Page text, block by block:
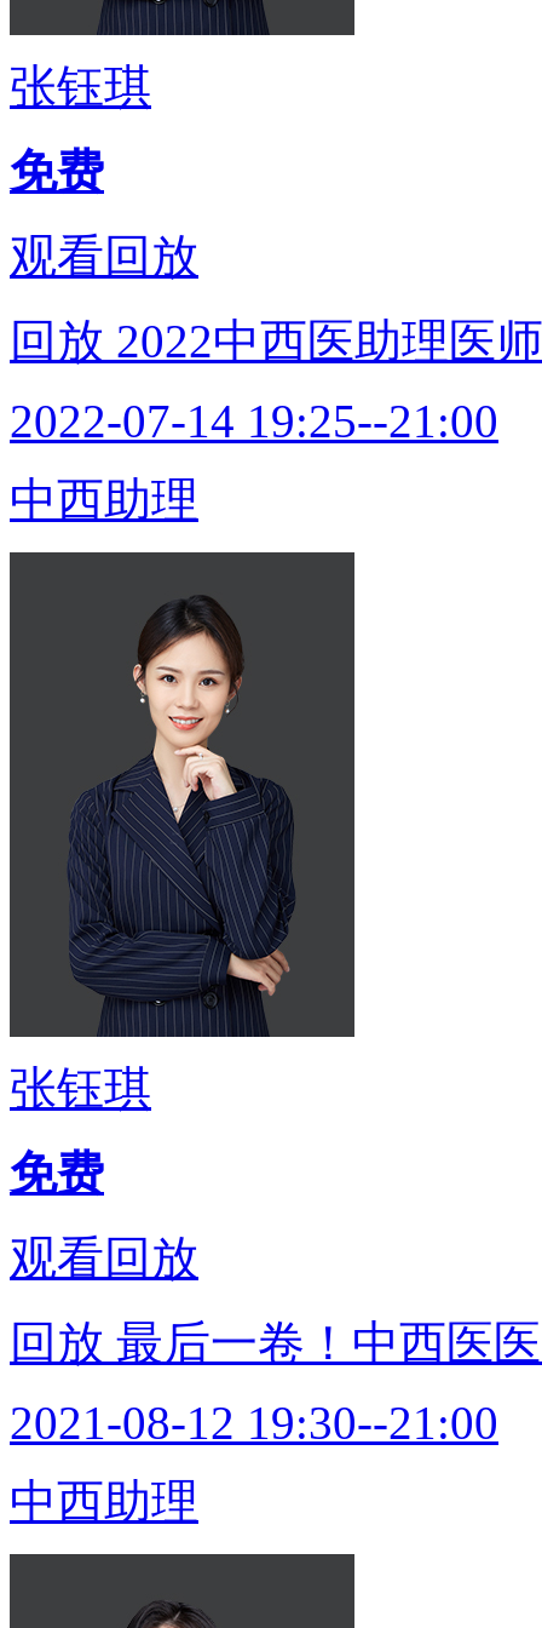
张钰琪
免费
观看回放
回放 2022中西医助理医
2022-07-14 19:25--21:00
中西助理
张钰琪
免费
观看回放
回放 最后一卷！中西医
2021-08-12 19:30--21:00
中西助理